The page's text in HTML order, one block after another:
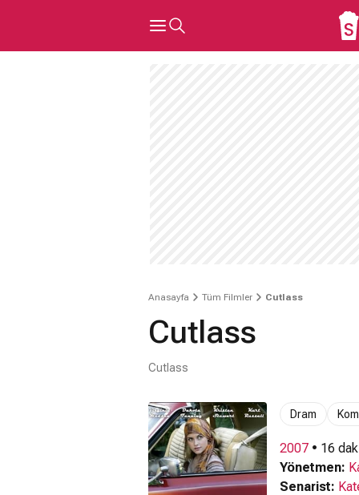
Anasayfa Tüm Filmler Cutlass
Cutlass
Cutlass
Dram
2007 • 16
Yönetmen:
Senarist: